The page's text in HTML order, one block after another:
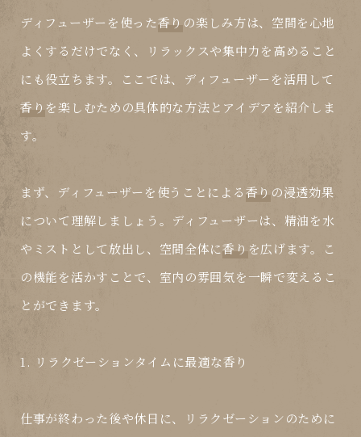
ディフューザーを使った香り の楽しみ方は、空間を心地
よくするだけでなく、リラックスや集中力を高めること
にも役立ちます。ここでは、ディフューザーを活用して
香り を楽しむための具体的な方法とアイデアを紹介しま
す。
まず、ディフューザーを使うことによる香り の浸透効果
について理解しましょう。ディフューザーは、精油を水
やミストとして放出し、空間全体に香り を広げます。こ
の機能を活かすことで、室内の雰囲気を一瞬で変えるこ
とができます。
1. リラクゼーションタイムに最適な香り
仕事が終わった後や休日に、リラクゼーションのために